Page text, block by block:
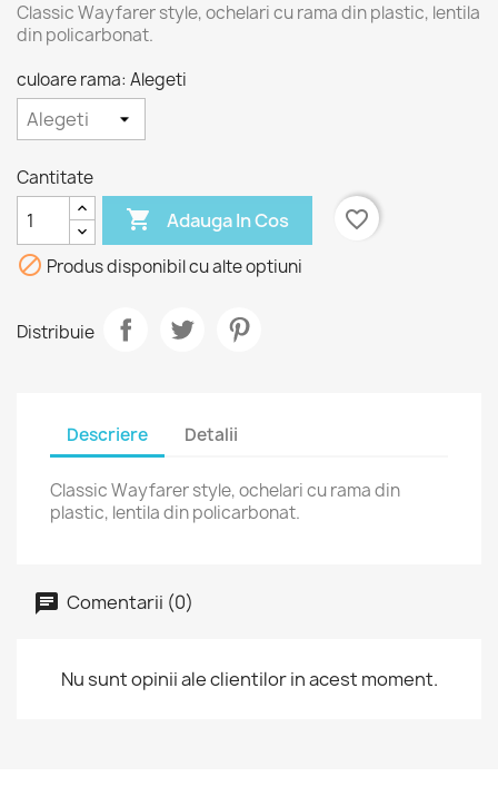
Classic Wayfarer style, ochelari cu rama din plastic, lentila
din policarbonat.
culoare rama: Alegeti
Cantitate
 Adauga In Cos
favorite_border
 Produs disponibil cu alte optiuni
Distribuie
Descriere Detalii
Classic Wayfarer style, ochelari cu rama din
plastic, lentila din policarbonat.
Comentarii (0)
Nu sunt opinii ale clientilor in acest moment.